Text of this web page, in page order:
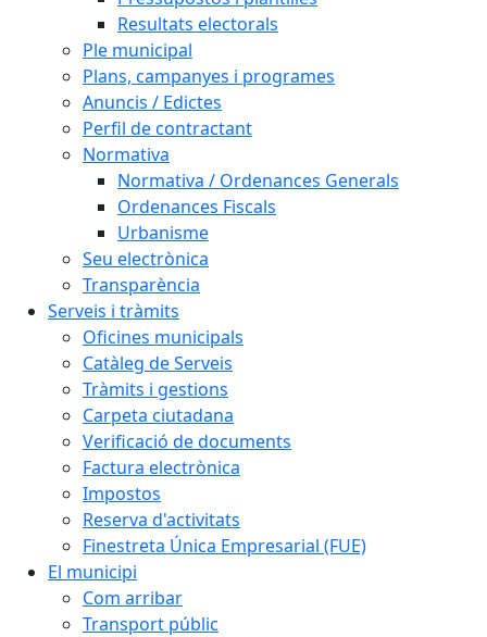
Resultats electorals
Ple municipal
Plans, campanyes i programes
Anuncis / Edictes
Perfil de contractant
Normativa
Normativa / Ordenances Generals
Ordenances Fiscals
Urbanisme
Seu electrònica
Transparència
Serveis i tràmits
Oficines municipals
Catàleg de Serveis
Tràmits i gestions
Carpeta ciutadana
Verificació de documents
Factura electrònica
Impostos
Reserva d'activitats
Finestreta Única Empresarial (FUE)
El municipi
Com arribar
Transport públic